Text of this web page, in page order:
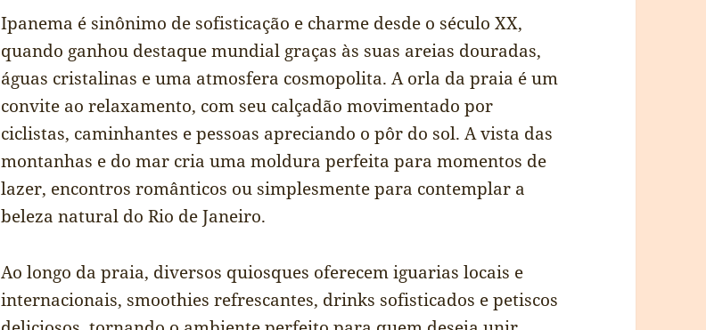
Ipanema é sinônimo de sofisticação e charme desde o século XX,
quando ganhou destaque mundial graças às suas areias douradas,
águas cristalinas e uma atmosfera cosmopolita. A orla da praia é um
convite ao relaxamento, com seu calçadão movimentado por
ciclistas, caminhantes e pessoas apreciando o pôr do sol. A vista das
montanhas e do mar cria uma moldura perfeita para momentos de
lazer, encontros românticos ou simplesmente para contemplar a
beleza natural do Rio de Janeiro.
Ao longo da praia, diversos quiosques oferecem iguarias locais e
internacionais, smoothies refrescantes, drinks sofisticados e petiscos